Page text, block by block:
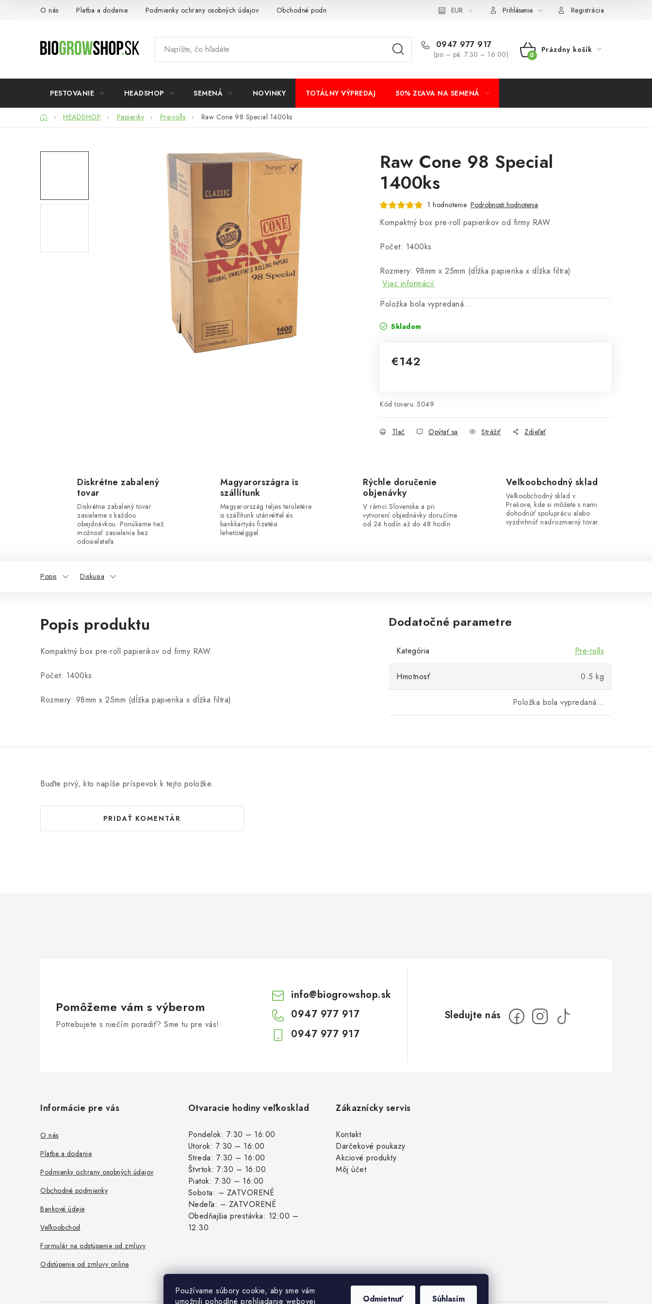
Používame súbory cookie, aby sme vám
umožnili pohodlné prehliadanie webovej
Odmietnuť Súhlasím
O nás Platba a dodanie Podmienky ochrany osobných údajov Obchodné podmienky Veľkoobchod Formulár na odstúpenie od zmluvy
EUR Prihlásenie Registrácia
0947 977 917
(po – pá: 7:30 – 16:00)
NÁKUPNÝ
Prázdny košík
PESTOVANIE HEADSHOP SEMENÁ NOVINKY TOTÁLNY VÝPREDAJ 50% ZĽAVA NA SEMENÁ
DomovHEADSHOP Papieriky Pre-rolls Raw Cone 98 Special 1400ks
Raw Cone 98 Special
1400ks
1 hodnotenie Podrobnosti hodnotenia
Kompaktný box pre-roll papierikov od firmy RAW.
Počet: 1400ks
Rozmery: 98mm x 25mm (dĺžka papierika x dĺžka filtra)
Viac informácií
Položka bola vypredaná…
Skladom
€142
Kód tovaru: 5049
Tlač Opýtať sa Strážiť Zdieľať
Diskrétne zabalený
tovar
Diskrétne zabalený tovar
zasielame s každou
obejdnávkou. Ponúkame tiež
možnosť zasielania bez
odosielateľa.
Magyarországra is
szállítunk
Magyarország teljes területére
is szállítunk utánvéttel és
bankkartyás fizetési
lehetöséggel.
Rýchle doručenie
objenávky
V rámci Slovenska a pri
vytvorení objednávky doručíme
od 24 hodín až do 48 hodín
Veľkoobchodný sklad
Veľkoobchodný sklad v
Prešove, kde si môžete s nami
dohodnúť spoluprácu alebo
vyzdvihnúť nadrozmerný tovar.
Popis Diskusia
Popis produktu
Kompaktný box pre-roll papierikov od firmy RAW.
Počet: 1400ks
Rozmery: 98mm x 25mm (dĺžka papierika x dĺžka filtra)
Dodatočné parametre
Kategória Pre-rolls
Hmotnosť 0.5 kg
Položka bola vypredaná…
Buďte prvý, kto napíše príspevok k tejto položke.
PRIDAŤ KOMENTÁR
Pomôžeme vám s výberom
Potrebujete s niečím poradiť? Sme tu pre vás!
info@biogrowshop.sk
0947 977 917
0947 977 917
Informácie pre vás
O nás
Platba a dodanie
Podmienky ochrany osobných údajov
Obchodné podmienky
Bankové údaje
Veľkoobchod
Formulár na odstúpenie od zmluvy
Odstúpenie od zmluvy online
Otvaracie hodiny veľkosklad
Pondelok: 7:30 – 16:00
Utorok: 7:30 – 16:00
Streda: 7:30 – 16:00
Štvrtok: 7:30 – 16:00
Piatok: 7:30 – 16:00
Sobota: – ZATVORENÉ
Nedeľa: – ZATVORENÉ
Obedňajšia prestávka: 12:00 –
12:30
Zákaznícky servis
Kontakt
Darčekové poukazy
Akciové produkty
Môj účet